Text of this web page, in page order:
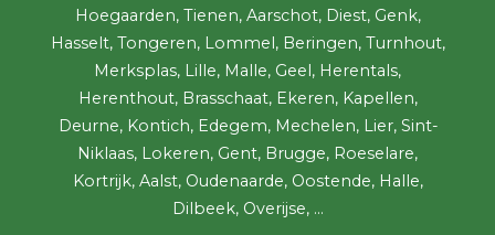
Hoegaarden, Tienen, Aarschot, Diest, Genk,
Hasselt, Tongeren, Lommel, Beringen, Turnhout,
Merksplas, Lille, Malle, Geel, Herentals,
Herenthout, Brasschaat, Ekeren, Kapellen,
Deurne, Kontich, Edegem, Mechelen, Lier, Sint-
Niklaas, Lokeren, Gent, Brugge, Roeselare,
Kortrijk, Aalst, Oudenaarde, Oostende, Halle,
Dilbeek, Overijse, ...